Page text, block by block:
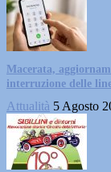
Macerata,
interruzione delle
Attualità 5 Agosto